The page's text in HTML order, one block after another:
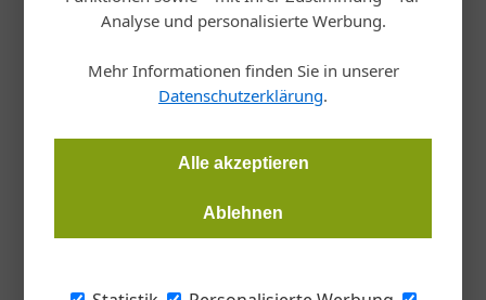
Analyse und personalisierte Werbung.
Mehr Informationen finden Sie in unserer
Datenschutzerklärung.
Alle akzeptieren
Ablehnen
Kunst und Kultur
Elementare Erlebnisse
19.09.2024, 12:58 Uhr
Sehnsuchtsort geprägt von Geschichten und Geschichte. Im
Rahmen der Europäischen Kulturhauptstadt Bad Ischl